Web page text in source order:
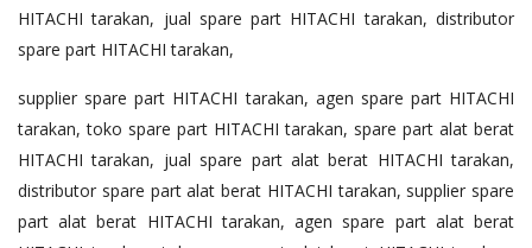
HITACHI tarakan, jual spare part HITACHI tarakan, distributor
spare part HITACHI tarakan,
supplier spare part HITACHI tarakan, agen spare part HITACHI
tarakan, toko spare part HITACHI tarakan, spare part alat berat
HITACHI tarakan, jual spare part alat berat HITACHI tarakan,
distributor spare part alat berat HITACHI tarakan, supplier spare
part alat berat HITACHI tarakan, agen spare part alat berat